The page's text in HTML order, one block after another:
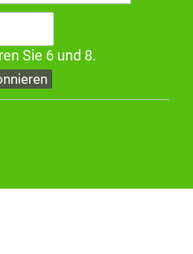
Sie 6 und 8.